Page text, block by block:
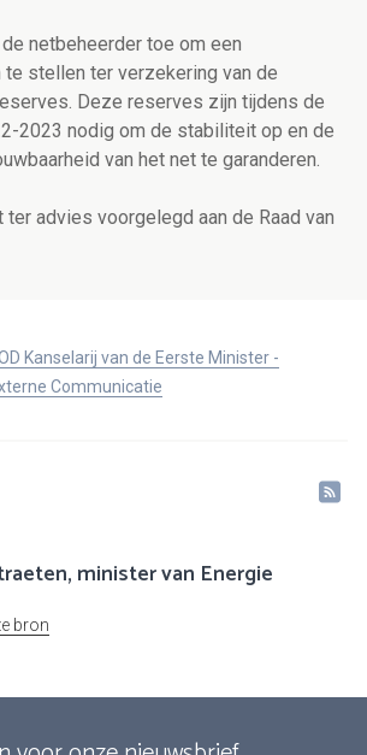
netbeheerder toe om een
stellen ter verzekering van de
Deze reserves zijn tijdens de
2023 nodig om de stabiliteit op en de
van het net te garanderen.
ter advies voorgelegd aan de Raad van
Kanselarij van de Eerste Minister -
Communicatie
minister van Energie
bron